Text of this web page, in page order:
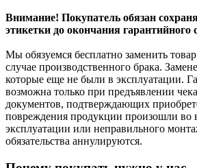
Внимание! Покупатель обязан
этикетки до окончания гарантийного
Мы обязуемся бесплатно заменить
случае производственного брака.
которые еще не были в эксплуатации.
возможна только при предъявлении
документов, подтверждающих
повреждения продукции произошли во
эксплуатации или неправильного
обязательства аннулируются.